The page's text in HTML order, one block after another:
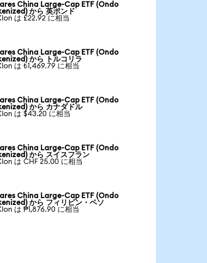
China Large-Cap ETF (Ondo
から 英ポンド
は £22.92 に相当
China Large-Cap ETF (Ondo
から トルコリラ
は ₺1,469.79 に相当
China Large-Cap ETF (Ondo
から カナダドル
は $43.20 に相当
China Large-Cap ETF (Ondo
から スイスフラン
は CHF 25.00 に相当
China Large-Cap ETF (Ondo
から フィリピン・ペソ
は ₱1,876.90 に相当